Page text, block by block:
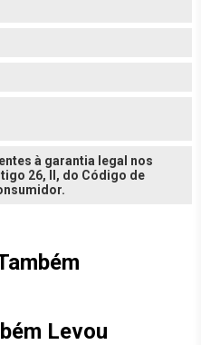
à garantia legal nos
26, II, do Código de
Levou